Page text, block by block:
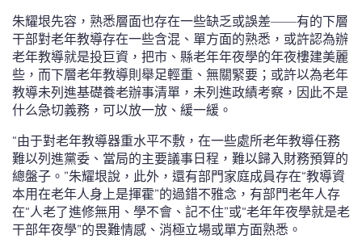
朱耀垠先容，熟悉層面也存在一些缺乏或誤差——有的下層
干部對老年教導存在一些含混、單方面的熟悉，或許認為辦
老年教導就是投巨資，把市、縣老年年夜學的年夜樓建美麗
些，而下層老年教導則舉足輕重、無關緊要；或許以為老年
教導未列進基礎養老辦事清單，未列進政績考察，因此不是
什么急切義務，可以放一放、緩一緩。
“由于對老年教導器重水平不敷，在一些處所老年教導任務
難以列進黨委、當局的主要議事日程，難以歸入財務預算的
總盤子。”朱耀垠說，此外，還有部門家庭成員存在“教導資
本用在老年人身上是揮霍”的過錯不雅念，有部門老年人存
在“人老了進修無用、學不會、記不住”或“老年年夜學就是老
干部年夜學”的畏難情感、消極立場或單方面熟悉。